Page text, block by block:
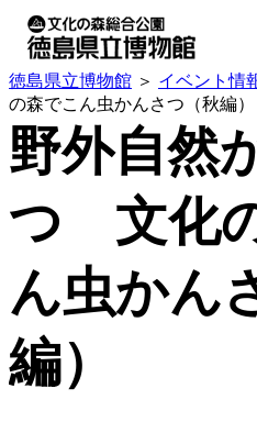
徳島県立博物館 ＞ イベント情
の森でこん虫かんさつ（秋編）
野外自然
つ 文化
ん虫かん
編）